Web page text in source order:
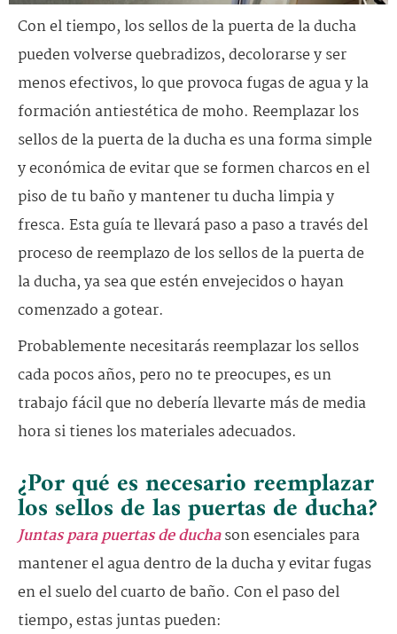
Con el tiempo, los sellos de la puerta de la ducha
pueden volverse quebradizos, decolorarse y ser
menos efectivos, lo que provoca fugas de agua y la
formación antiestética de moho. Reemplazar los
sellos de la puerta de la ducha es una forma simple
y económica de evitar que se formen charcos en el
piso de tu baño y mantener tu ducha limpia y
fresca. Esta guía te llevará paso a paso a través del
proceso de reemplazo de los sellos de la puerta de
la ducha, ya sea que estén envejecidos o hayan
comenzado a gotear.
Probablemente necesitarás reemplazar los sellos
cada pocos años, pero no te preocupes, es un
trabajo fácil que no debería llevarte más de media
hora si tienes los materiales adecuados.
¿Por qué es necesario reemplazar
los sellos de las puertas de ducha?
Juntas para puertas de duchason esenciales para
mantener el agua dentro de la ducha y evitar fugas
en el suelo del cuarto de baño. Con el paso del
tiempo, estas juntas pueden: